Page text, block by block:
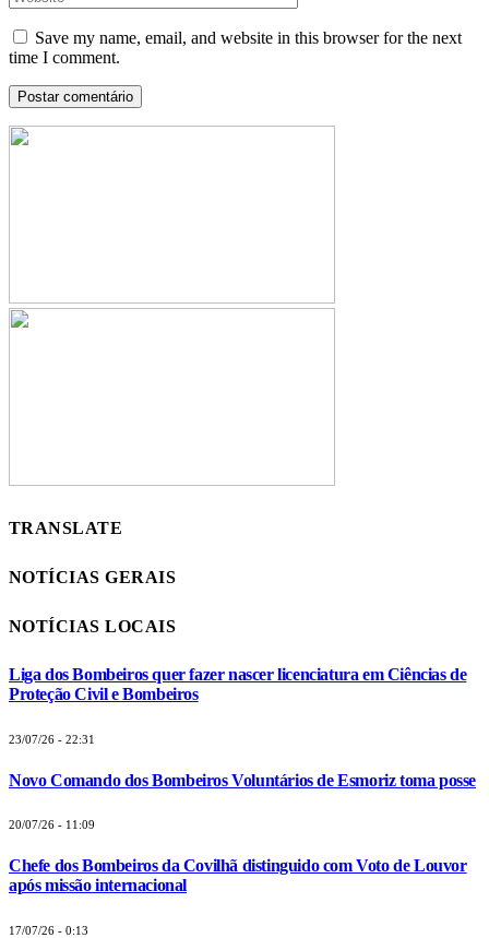
Save my name, email, and website in this browser for the next
time I comment.
TRANSLATE
NOTÍCIAS GERAIS
NOTÍCIAS LOCAIS
Liga dos Bombeiros quer fazer nascer licenciatura em Ciências de
Proteção Civil e Bombeiros
23/07/26 - 22:31
Novo Comando dos Bombeiros Voluntários de Esmoriz toma posse
20/07/26 - 11:09
Chefe dos Bombeiros da Covilhã distinguido com Voto de Louvor
após missão internacional
17/07/26 - 0:13